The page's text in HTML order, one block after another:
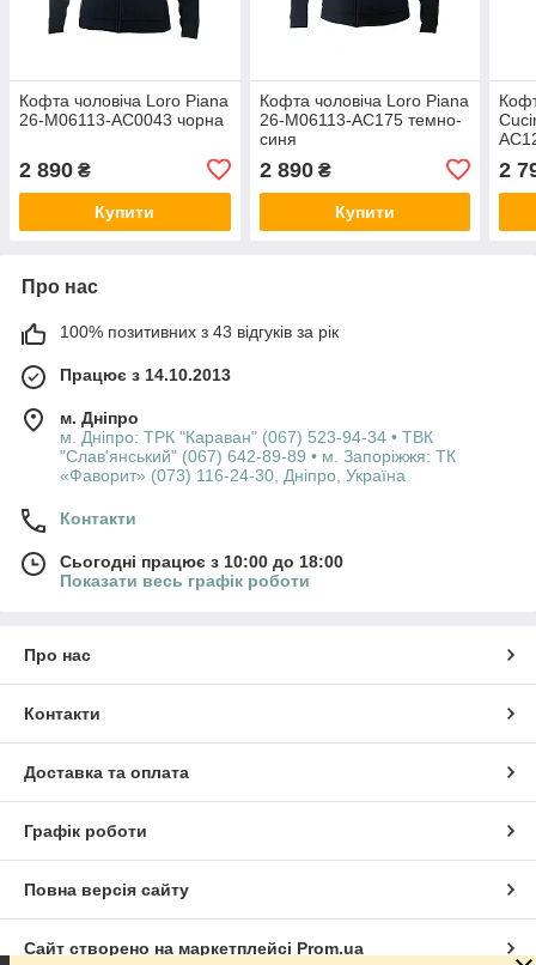
Кофта чоловіча Loro Piana
26-M06113-AC0043 чорна
2 890 ₴
Купити
Кофта чоловіча Loro Piana
26-M06113-AC175 темно-
синя
2 890₴
Купити
2
Про нас
100% позитивних з 43 відгуків за рік
Працює з 14.10.2013
м. Дніпро
м. Дніпро: ТРК "Караван" (067) 523-94-34 • ТВК
"Слав'янський" (067) 642-89-89 • м. Запоріжжя: ТК
«Фаворит» (073) 116-24-30, Дніпро, Україна
Контакти
Сьогодні працює з 10:00 до 18:00
Показати весь графік роботи
Про нас
Контакти
Доставка та оплата
Графік роботи
Повна версія сайту
Сайт створено на маркетплейсі Prom.ua